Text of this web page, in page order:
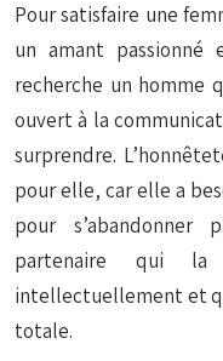
Pour satisfaire une
un amant
recherche un homme
ouvert à la
surprendre.
pour elle, car elle a
pour s’abandonner
partenaire qui
intellectuellement et
totale.